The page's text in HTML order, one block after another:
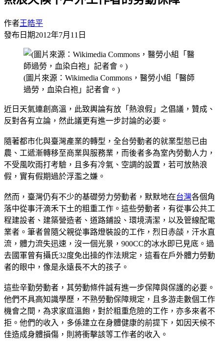
作者王皓平
發布日期2012年7月11日
(圖片來源：Wikimedia Commons，醫勞小組「醫師
過勞，血染白袍」記者會。)
近日天氣連創高溫，此致輿論有放「熱浪假」之倡議，贊成、
反對各有立論，然此議更有進一步討論的必要。
隨著都市化與臺灣產業的轉型，全台勞動者的就業型態已由
農、工遞漸轉移至商業與服務業，而後者多為室內勞動人力，
不受風吹雨打考驗，且多有冷氣、空調的設置，若可放熱浪
假，實有假期過於浮濫之嫌。
然而，臺灣仍有不少的基礎勞力勞動者，默默地在台灣各個角
落中從事汗滴禾下土的粗重工作。這些勞動者，有從事公共工
程建設者、建築營造者、道路鋪設、環境清潔，以及管線配電
業者。筆者曾隨父親從事路燈裝設的工作，烈日赤燄，汗水直
流，體力流失迅速，沒一個光景，900CC的冰水即已見底。過
去國軍曾有攝氏32度免出操的作法規定，這看在戶外體力勞動
者的眼中，像是永遠長不大的孩子。
這些辛勤勞動者，其勞動條件誠有進一步保障與保護的必要。
他們不具高知識學歷，不熟勞動保障規定，且多游走數個工作
機會之間，為求家庭溫飽，對於粗重危險的工作，亦多來者不
拒。他們的收入，多係建立在身體健康的前提下，如因天候不
佳造成身體損傷，則將衝擊該等工作者的收入。